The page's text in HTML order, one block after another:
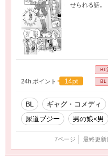
せられる話。
24h.ポイント 14pt
BL
BL
BL ギャグ・コメディ
尿道ブジー
男の娘×男
7ページ 最終更